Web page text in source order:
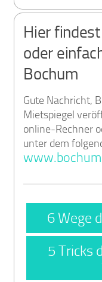
Hier
oder
Bochum
Gute Nachricht,
Mietspiegel
online-Rechner
unter dem
6 Wege
5 Tricks